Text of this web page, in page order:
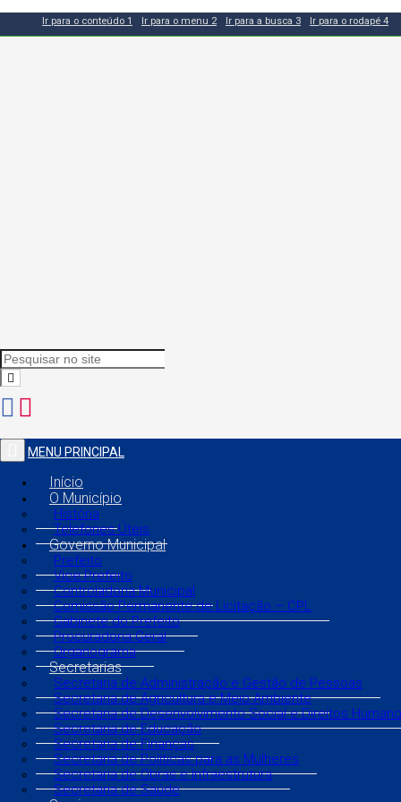
Ir para o conteúdo 1 Ir para o menu 2 Ir para a busca 3 Ir para o rodapé 4
MENU PRINCIPAL
Início
O Município
História
Telefones Úteis
Governo Municipal
Prefeito
Vice Prefeito
Controladoria Municipal
Comissão Permanente de Licitação – CPL
Gabinete do Prefeito
Procuradoria Geral
Organograma
Secretarias
Secretaria de Administração e Gestão de Pessoas
Secretaria de Agricultura e Meio Ambiente
Secretaria de Desenvolvimento Social e Direitos
Secretaria de Educação
Secretaria de Finanças
Secretaria de Políticas para as Mulheres
Secretaria de Obras e Infraestrutura
Secretaria de Saúde